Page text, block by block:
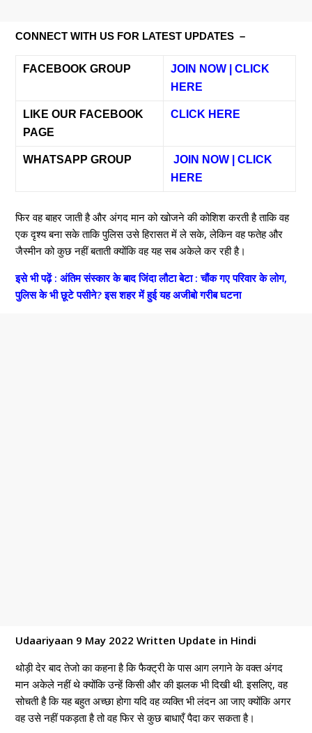
CONNECT WITH US FOR LATEST UPDATES –
FACEBOOK GROUP
JOIN NOW | CLICK
HERE
LIKE OUR FACEBOOK
PAGE
CLICK HERE
WHATSAPP GROUP
JOIN NOW | CLICK
HERE
फिर वह बाहर जाती है और अंगद मान को खोजने की कोशिश करती है ताकि वह
एक दृश्य बना सके ताकि पुलिस उसे हिरासत में ले सके, लेकिन वह फतेह और
जैस्मीन को कुछ नहीं बताती क्योंकि वह यह सब अकेले कर रही है।
इसे भी पढ़ें : अंतिम संस्कार के बाद जिंदा लौटा बेटा : चौंक गए परिवार के लोग,
पुलिस के भी छूटे पसीने? इस शहर में हुई यह अजीबो गरीब घटना
Udaariyaan 9 May 2022 Written Update in Hindi
थोड़ी देर बाद तेजो का कहना है कि फैक्ट्री के पास आग लगाने के वक्त अंगद
मान अकेले नहीं थे क्योंकि उन्हें किसी और की झलक भी दिखी थी. इसलिए, वह
सोचती है कि यह बहुत अच्छा होगा यदि वह व्यक्ति भी लंदन आ जाए क्योंकि अगर
वह उसे नहीं पकड़ता है तो वह फिर से कुछ बाधाएँ पैदा कर सकता है।